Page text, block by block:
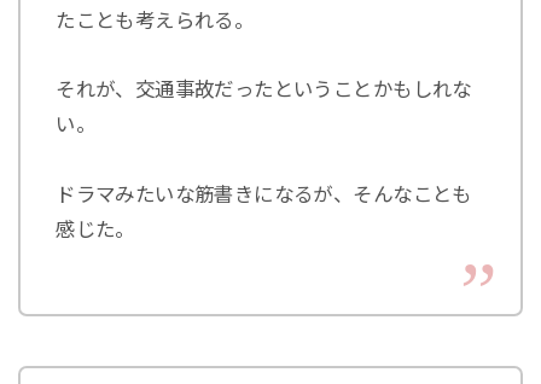
たことも考えられる。
それが、交通事故だったということかもしれな
い。
ドラマみたいな筋書きになるが、そんなことも
感じた。